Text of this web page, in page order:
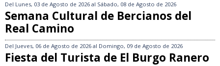
Del Lunes, 03 de Agosto de 2026 al Sábado, 08 de Agosto de 2026
Semana Cultural de Bercianos del
Real Camino
Del Jueves, 06 de Agosto de 2026 al Domingo, 09 de Agosto de 2026
Fiesta del Turista de El Burgo Ranero